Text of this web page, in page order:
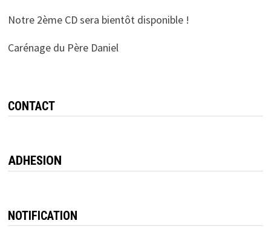
Notre 2ème CD sera bientôt disponible !
Carénage du Père Daniel
CONTACT
ADHESION
NOTIFICATION